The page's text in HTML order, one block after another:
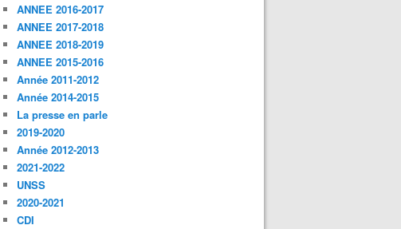
ANNEE 2016-2017
ANNEE 2017-2018
ANNEE 2018-2019
ANNEE 2015-2016
Année 2011-2012
Année 2014-2015
La presse en parle
2019-2020
Année 2012-2013
2021-2022
UNSS
2020-2021
CDI